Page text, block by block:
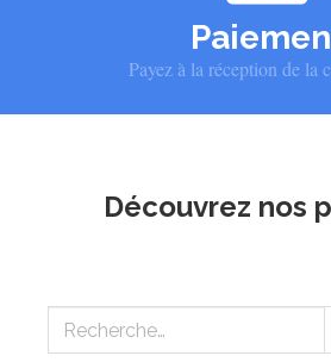
Payez à la réception de la
Découvrez nos